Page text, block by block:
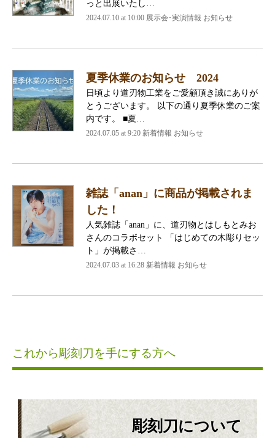
っと出展いたし…
2024.07.10 at 10:00 展示会･実演情報 お知らせ
夏季休業のお知らせ 2024
日頃より道刃物工業をご愛顧頂き誠にありが
とうございます。 以下の通り夏季休業のご案
内です。 ■夏…
2024.07.05 at 9:20 新着情報 お知らせ
雑誌「anan」に商品が掲載されま
した！
人気雑誌「anan」に、道刃物とはしもとみお
さんのコラボセット 「はじめての木彫りセッ
ト」が掲載さ…
2024.07.03 at 16:28 新着情報 お知らせ
これから彫刻刀を手にする方へ
彫刻刀について